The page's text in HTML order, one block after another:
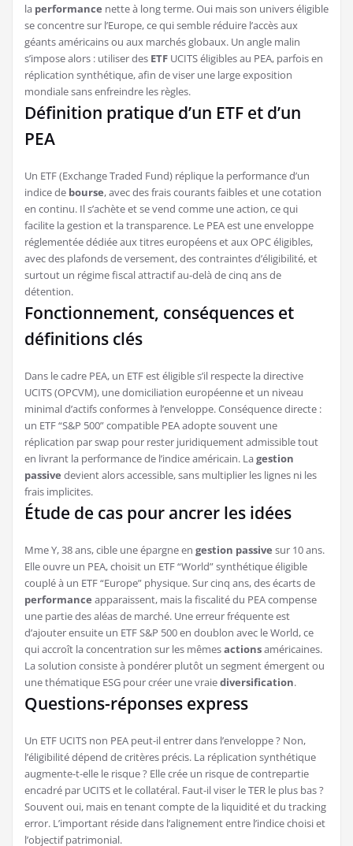
la performance nette à long terme. Oui mais son univers éligible
se concentre sur l’Europe, ce qui semble réduire l’accès aux
géants américains ou aux marchés globaux. Un angle malin
s’impose alors : utiliser des ETF UCITS éligibles au PEA, parfois en
réplication synthétique, afin de viser une large exposition
mondiale sans enfreindre les règles.
Définition pratique d’un ETF et d’un
PEA
Un ETF (Exchange Traded Fund) réplique la performance d’un
indice de bourse, avec des frais courants faibles et une cotation
en continu. Il s’achète et se vend comme une action, ce qui
facilite la gestion et la transparence. Le PEA est une enveloppe
réglementée dédiée aux titres européens et aux OPC éligibles,
avec des plafonds de versement, des contraintes d’éligibilité, et
surtout un régime fiscal attractif au-delà de cinq ans de
détention.
Fonctionnement, conséquences et
définitions clés
Dans le cadre PEA, un ETF est éligible s’il respecte la directive
UCITS (OPCVM), une domiciliation européenne et un niveau
minimal d’actifs conformes à l’enveloppe. Conséquence directe :
un ETF “S&P 500” compatible PEA adopte souvent une
réplication par swap pour rester juridiquement admissible tout
en livrant la performance de l’indice américain. Lagestion
passive devient alors accessible, sans multiplier les lignes ni les
frais implicites.
Étude de cas pour ancrer les idées
Mme Y, 38 ans, cible une épargne en gestion passive sur 10 ans.
Elle ouvre un PEA, choisit un ETF “World” synthétique éligible
couplé à un ETF “Europe” physique. Sur cinq ans, des écarts de
performance apparaissent, mais la fiscalité du PEA compense
une partie des aléas de marché. Une erreur fréquente est
d’ajouter ensuite un ETF S&P 500 en doublon avec le World, ce
qui accroît la concentration sur les mêmesactionsaméricaines.
La solution consiste à pondérer plutôt un segment émergent ou
une thématique ESG pour créer une vraiediversification.
Questions-réponses express
Un ETF UCITS non PEA peut-il entrer dans l’enveloppe ? Non,
l’éligibilité dépend de critères précis. La réplication synthétique
augmente-t-elle le risque ? Elle crée un risque de contrepartie
encadré par UCITS et le collatéral. Faut-il viser le TER le plus bas ?
Souvent oui, mais en tenant compte de la liquidité et du tracking
error. L’important réside dans l’alignement entre l’indice choisi et
l’objectif patrimonial.